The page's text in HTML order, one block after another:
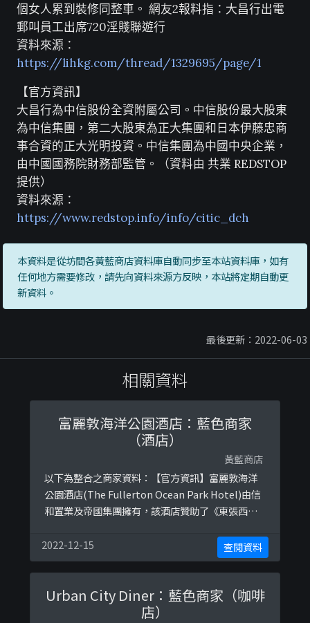
個女人累到裝修同整車。 網友2報料指：大昌行出電
郵叫員工出席720淫賤聯遊行
資料來源：
https://lihkg.com/thread/1329695/page/1
【官方資訊】
大昌行為中信股份全資附屬公司。中信股份最大股東
為中信集團，第二大股東為正大集團和日本伊藤忠商
事合資的正大光明投資。中信集團為中國中央企業，
由中國國務院財務部監管。（資料由 共業 REDSTOP
提供）
資料來源：
https://www.redstop.info/info/citic_dch
本資料是從坊間各黃藍商店資料庫自動同步至本站資料庫，如有
任何地方需要修改，請先向資料來源方反映，本站將定期自動更
新資料。
最後更新：2022-06-03
相關資料
富麗敦海洋公園酒店：藍色商家
（酒店）
黃藍商店
以下為整合之商家資料：【官方資訊】富麗敦海洋
公園酒店(The Fullerton Ocean Park Hotel)由信
和置業及帝國集團擁有，該酒店贊助了《東張西
https://ibb.co/93kyFg8https://ibb.co/VtcS1T4
2022-12-15 查閱資料
Urban City Diner：藍色商家（咖啡
店）